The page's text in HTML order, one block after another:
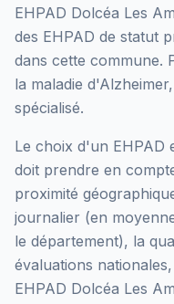
EHPAD Dolcéa Les
des EHPAD de statut
dans cette commune.
la maladie
spécialisé.
Le choix d'un EHPAD
doit prendre en
proximité
journalier (en
le département), la
évaluations
EHPAD Dolcéa Les